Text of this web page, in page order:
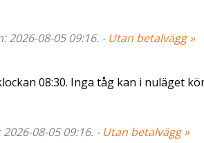
08-05 09:16. - Utan betalvägg »
08:30. Inga tåg kan i nuläget
08-05 09:16. - Utan betalvägg »